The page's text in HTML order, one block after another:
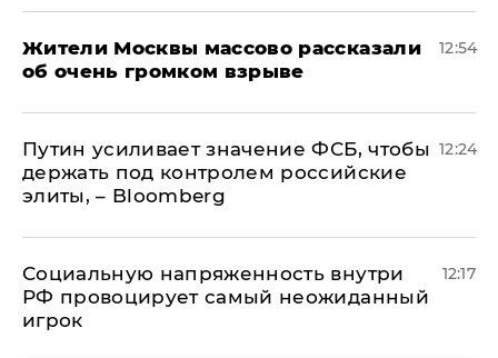
Жители Москвы массово рассказали
об очень громком взрыве
12:54
Путин усиливает значение ФСБ, чтобы
держать под контролем российские
элиты, – Bloomberg
12:24
Социальную напряженность внутри
РФ провоцирует самый неожиданный
игрок
12:17